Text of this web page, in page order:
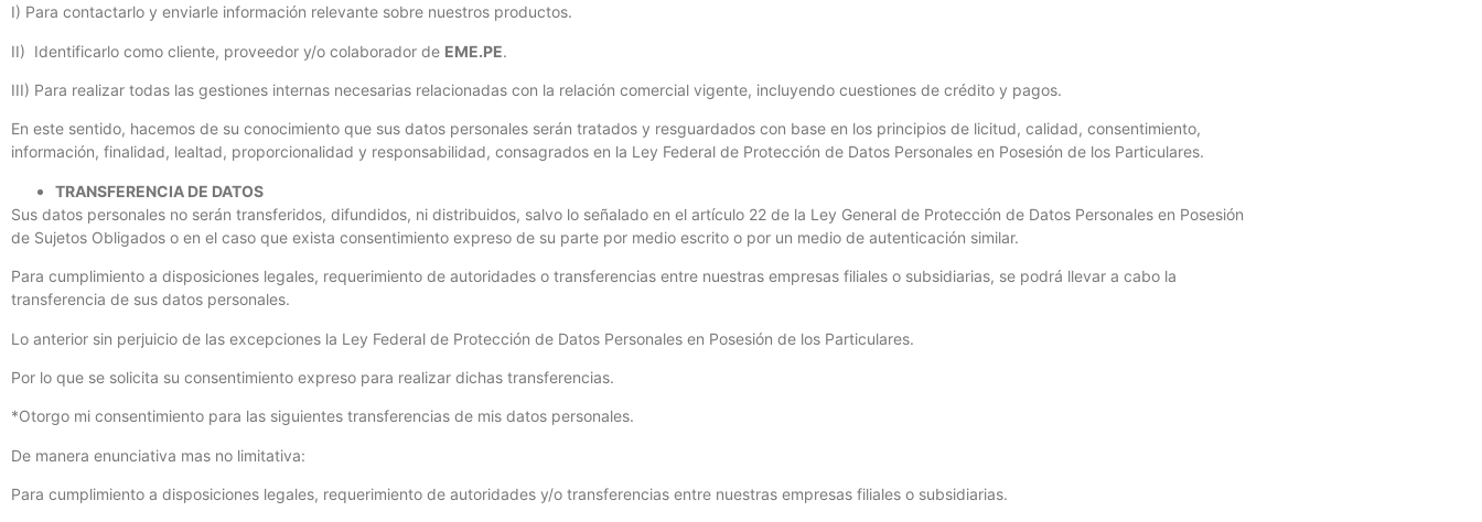
I) Para contactarlo y enviarle información relevante sobre nuestros productos.
II) Identificarlo como cliente, proveedor y/o colaborador de EME.PE.
III) Para realizar todas las gestiones internas necesarias relacionadas con la relación comercial vigente, incluyendo cuestiones de crédito y pagos.
En este sentido, hacemos de su conocimiento que sus datos personales serán tratados y resguardados con base en los principios de licitud, calidad, consentimiento,
información, finalidad, lealtad, proporcionalidad y responsabilidad, consagrados en la Ley Federal de Protección de Datos Personales en Posesión de los Particulares.
TRANSFERENCIA DE DATOS
Sus datos personales no serán transferidos, difundidos, ni distribuidos, salvo lo señalado en el artículo 22 de la Ley General de Protección de Datos Personales en Posesión
de Sujetos Obligados o en el caso que exista consentimiento expreso de su parte por medio escrito o por un medio de autenticación similar.
Para cumplimiento a disposiciones legales, requerimiento de autoridades o transferencias entre nuestras empresas filiales o subsidiarias, se podrá llevar a cabo la
transferencia de sus datos personales.
Lo anterior sin perjuicio de las excepciones la Ley Federal de Protección de Datos Personales en Posesión de los Particulares.
Por lo que se solicita su consentimiento expreso para realizar dichas transferencias.
*Otorgo mi consentimiento para las siguientes transferencias de mis datos personales.
De manera enunciativa mas no limitativa:
Para cumplimiento a disposiciones legales, requerimiento de autoridades y/o transferencias entre nuestras empresas filiales o subsidiarias.